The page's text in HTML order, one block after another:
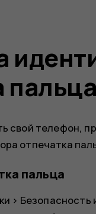
пальца
свой телефон,
отпечатка
пальца
> Безопасность